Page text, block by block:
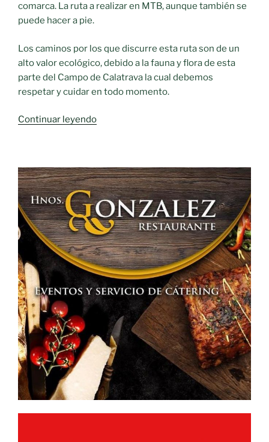
comarca. La ruta a realizar en MTB, aunque también se
puede hacer a pie.
Los caminos por los que discurre esta ruta son de un
alto valor ecológico, debido a la fauna y flora de esta
parte del Campo de Calatrava la cual debemos
respetar y cuidar en todo momento.
Continuar leyendo«Día
Ambiente»